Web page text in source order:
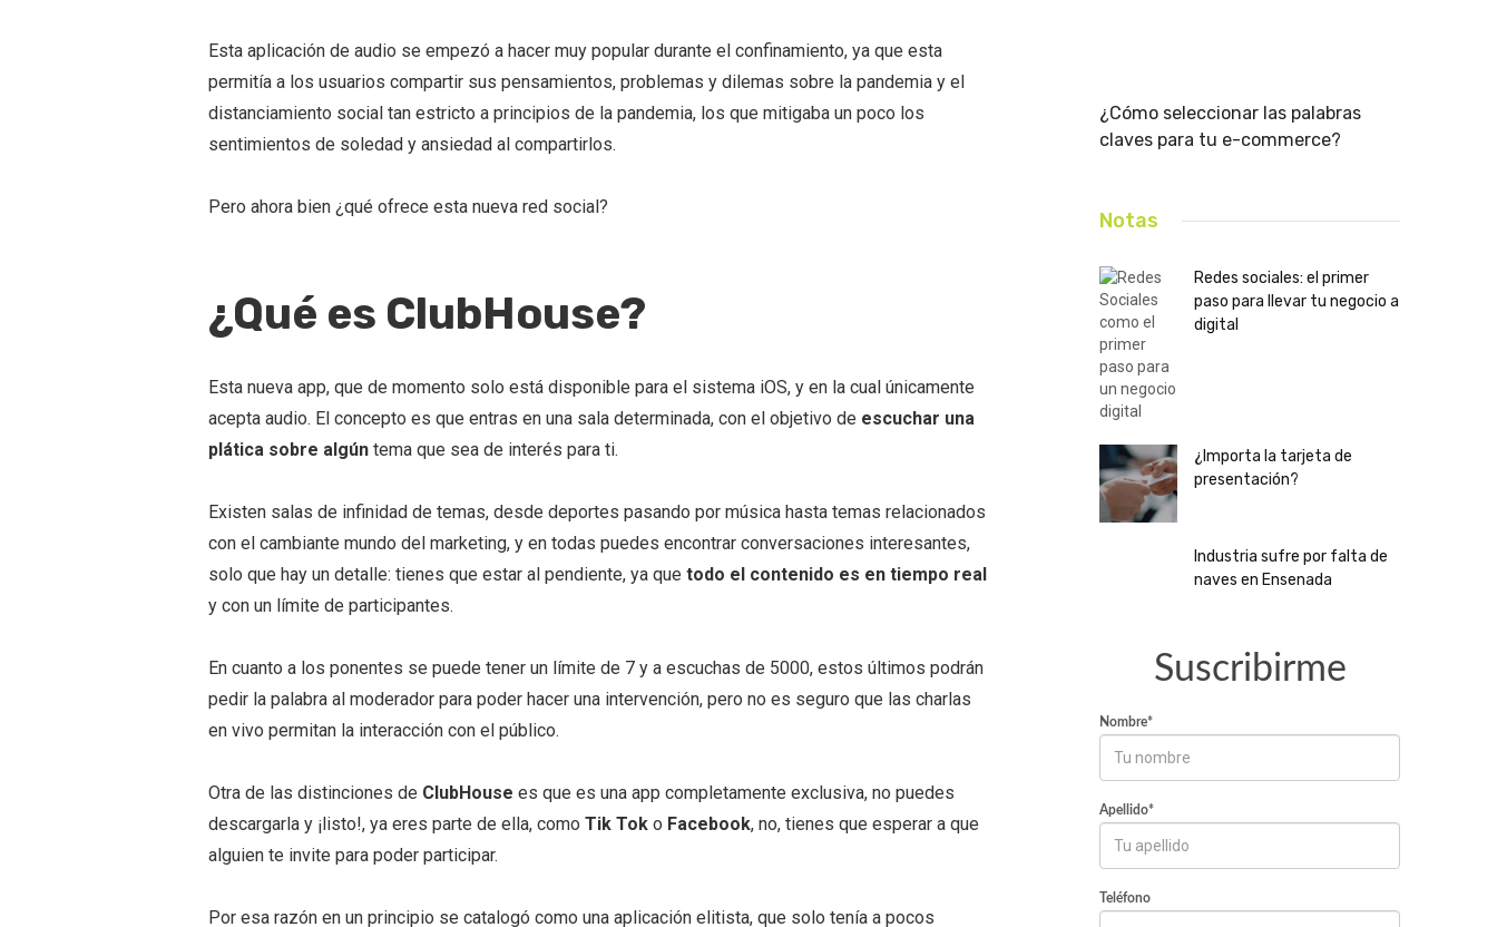
Esta aplicación de audio se empezó a hacer muy popular durante el confinamiento, ya que esta
permitía a los usuarios compartir sus pensamientos, problemas y dilemas sobre la pandemia y el
distanciamiento social tan estricto a principios de la pandemia, los que mitigaba un poco los
sentimientos de soledad y ansiedad al compartirlos.
Pero ahora bien ¿qué ofrece esta nueva red social?
¿Qué es ClubHouse?
Esta nueva app, que de momento solo está disponible para el sistema iOS, y en la cual únicamente
acepta audio. El concepto es que entras en una sala determinada, con el objetivo de escuchar una
plática sobre algún tema que sea de interés para ti.
Existen salas de infinidad de temas, desde deportes pasando por música hasta temas relacionados
con el cambiante mundo del marketing, y en todas puedes encontrar conversaciones interesantes,
solo que hay un detalle: tienes que estar al pendiente, ya que todo el contenido es en tiempo real
y con un límite de participantes.
En cuanto a los ponentes se puede tener un límite de 7 y a escuchas de 5000, estos últimos podrán
pedir la palabra al moderador para poder hacer una intervención, pero no es seguro que las charlas
en vivo permitan la interacción con el público.
Otra de las distinciones de ClubHouse es que es una app completamente exclusiva, no puedes
descargarla y ¡listo!, ya eres parte de ella, como Tik Tok o Facebook, no, tienes que esperar a que
alguien te invite para poder participar.
Por esa razón en un principio se catalogó como una aplicación elitista, que solo tenía a pocos
¿Importa la tarjeta de
presentación?
Tendencias en marketing para
¿Cómo seleccionar las palabras
claves para tu e-commerce?
Notas
Redes sociales: el primer
paso para llevar tu negocio a
digital
¿Importa la tarjeta de
presentación?
Industria sufre por falta de
naves en Ensenada
Suscribirme
Nombre*
Apellido*
Teléfono